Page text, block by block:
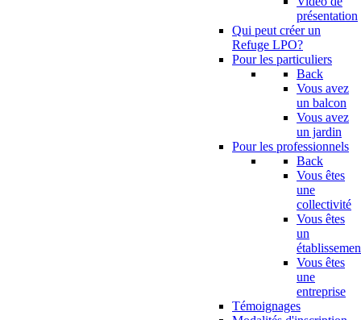
présentation
Qui peut créer un
Refuge LPO?
Pour les particuliers
Back
Vous avez
un balcon
Vous avez
un jardin
Pour les professionnels
Back
Vous êtes
une
collectivité
Vous êtes
un
Vous êtes
une
entreprise
Témoignages